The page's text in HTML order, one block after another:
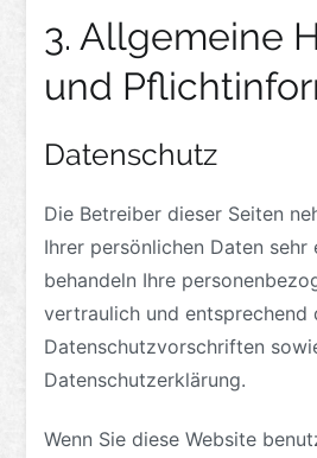
3. Allgemeine
und
Datenschutz
Die Betreiber dieser Seiten
Ihrer persönlichen Daten sehr
behandeln Ihre
vertraulich und entsprechend
Datenschutzvorschriften
Datenschutzerklärung.
Wenn Sie diese Website